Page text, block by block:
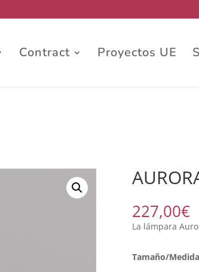
Contract Proyectos UE
227,00€
La lámpara
Tamaño/